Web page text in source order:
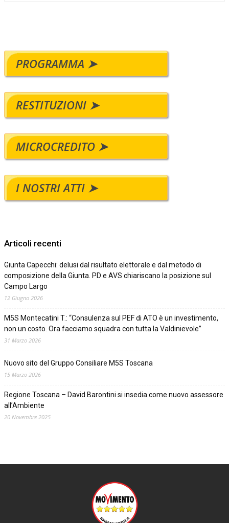
PROGRAMMA ➤
RESTITUZIONI ➤
MICROCREDITO ➤
I NOSTRI ATTI ➤
Articoli recenti
Giunta Capecchi: delusi dal risultato elettorale e dal metodo di
composizione della Giunta. PD e AVS chiariscano la posizione sul
Campo Largo
12 Giugno 2026
M5S Montecatini T.: “Consulenza sul PEF di ATO è un investimento,
non un costo. Ora facciamo squadra con tutta la Valdinievole”
31 Marzo 2026
Nuovo sito del Gruppo Consiliare M5S Toscana
15 Marzo 2026
Regione Toscana – David Barontini si insedia come nuovo assessore
all’Ambiente
20 Novembre 2025